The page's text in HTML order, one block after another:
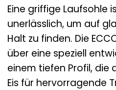
Eine griffige Laufsohle
unerlässlich, um auf
Halt zu finden. Die
über eine speziell
einem tiefen Profil, die
Eis für hervorragende